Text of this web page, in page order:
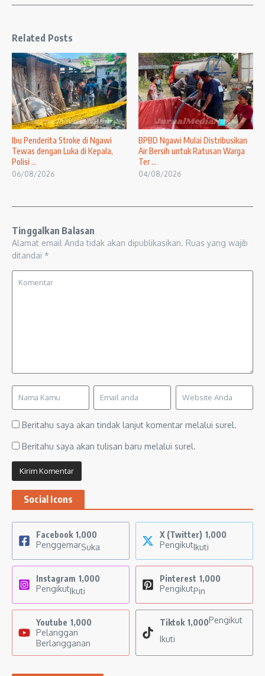
Related Posts
Ibu Penderita Stroke di Ngawi
Tewas dengan Luka di Kepala,
Polisi ...
06/08/2026
BPBD Ngawi Mulai Distribusikan
Air Bersih untuk Ratusan Warga
Ter ...
04/08/2026
Tinggalkan Balasan
Alamat email Anda tidak akan dipublikasikan. Ruas yang wajib
ditandai *
Beritahu saya akan tindak lanjut komentar melalui surel.
Beritahu saya akan tulisan baru melalui surel.
Social Icons
Facebook 1,000
PenggemarSuka
X (Twitter) 1,000
PengikutIkuti
Instagram 1,000
PengikutIkuti
Pinterest 1,000
PengikutPin
Youtube 1,000
Pelanggan
Berlangganan
Tiktok 1,000Pengikut
Ikuti